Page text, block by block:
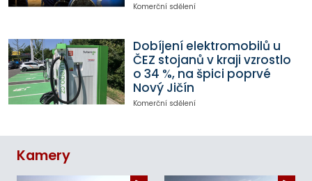
Komerční sdělení
Dobíjení elektromobilů u
ČEZ stojanů v kraji vzrostlo
o 34 %, na špici poprvé
Nový Jičín
Komerční sdělení
Kamery